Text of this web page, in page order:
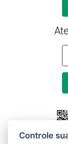
Controle